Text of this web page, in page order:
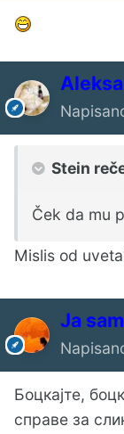
Stein
Ček da mu
Mislis od
Ја
Боцкајте,
справе за